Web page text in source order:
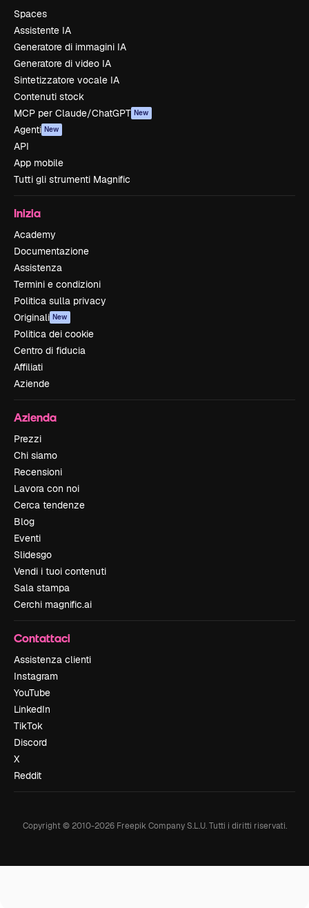
Spaces
Assistente IA
Generatore di immagini IA
Generatore di video IA
Sintetizzatore vocale IA
Contenuti stock
MCP per Claude/ChatGPT New
Agenti New
API
App mobile
Tutti gli strumenti Magnific
Inizia
Academy
Documentazione
Assistenza
Termini e condizioni
Politica sulla privacy
Originali New
Politica dei cookie
Centro di fiducia
Affiliati
Aziende
Azienda
Prezzi
Chi siamo
Recensioni
Lavora con noi
Cerca tendenze
Blog
Eventi
Slidesgo
Vendi i tuoi contenuti
Sala stampa
Cerchi magnific.ai
Contattaci
Assistenza clienti
Instagram
YouTube
LinkedIn
TikTok
Discord
X
Reddit
Copyright © 2010-2026Freepik Company S.L.U. Tutti i diritti riservati.